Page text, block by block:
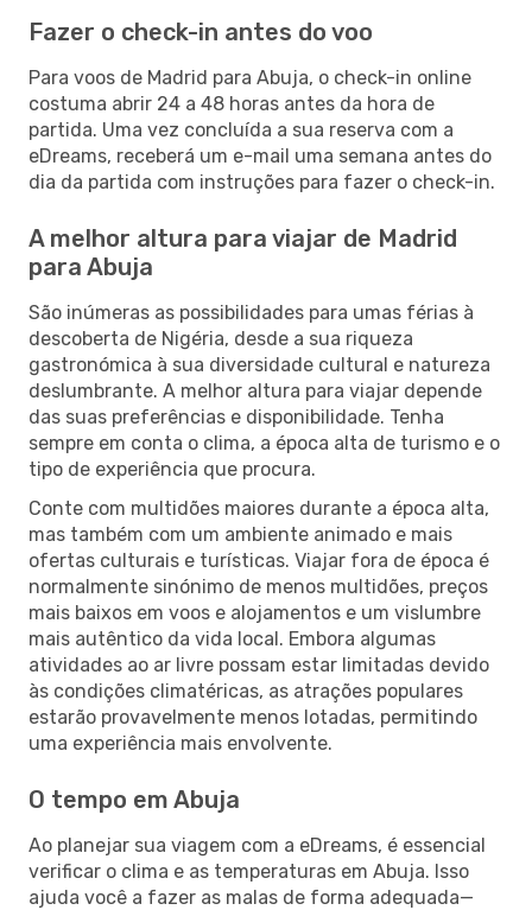
Fazer o check-in antes do voo
Para voos de Madrid para Abuja, o check-in online
costuma abrir 24 a 48 horas antes da hora de
partida. Uma vez concluída a sua reserva com a
eDreams, receberá um e-mail uma semana antes do
dia da partida com instruções para fazer o check-in.
A melhor altura para viajar de Madrid
para Abuja
São inúmeras as possibilidades para umas férias à
descoberta de Nigéria, desde a sua riqueza
gastronómica à sua diversidade cultural e natureza
deslumbrante. A melhor altura para viajar depende
das suas preferências e disponibilidade. Tenha
sempre em conta o clima, a época alta de turismo e o
tipo de experiência que procura.
Conte com multidões maiores durante a época alta,
mas também com um ambiente animado e mais
ofertas culturais e turísticas. Viajar fora de época é
normalmente sinónimo de menos multidões, preços
mais baixos em voos e alojamentos e um vislumbre
mais autêntico da vida local. Embora algumas
atividades ao ar livre possam estar limitadas devido
às condições climatéricas, as atrações populares
estarão provavelmente menos lotadas, permitindo
uma experiência mais envolvente.
O tempo em Abuja
Ao planejar sua viagem com a eDreams, é essencial
verificar o clima e as temperaturas em Abuja. Isso
ajuda você a fazer as malas de forma adequada—